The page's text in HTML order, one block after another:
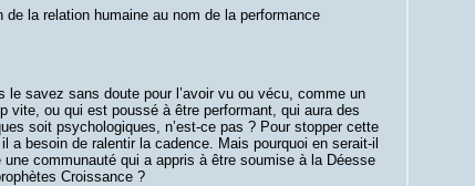
de la relation humaine au nom de la performance
le savez sans doute pour l’avoir vu ou vécu, comme un
vite, ou qui est poussé à être performant, qui aura des
soit psychologiques, n’est-ce pas ? Pour stopper cette
a besoin de ralentir la cadence. Mais pourquoi en serait-il
une communauté qui a appris à être soumise à la Déesse
Croissance ?